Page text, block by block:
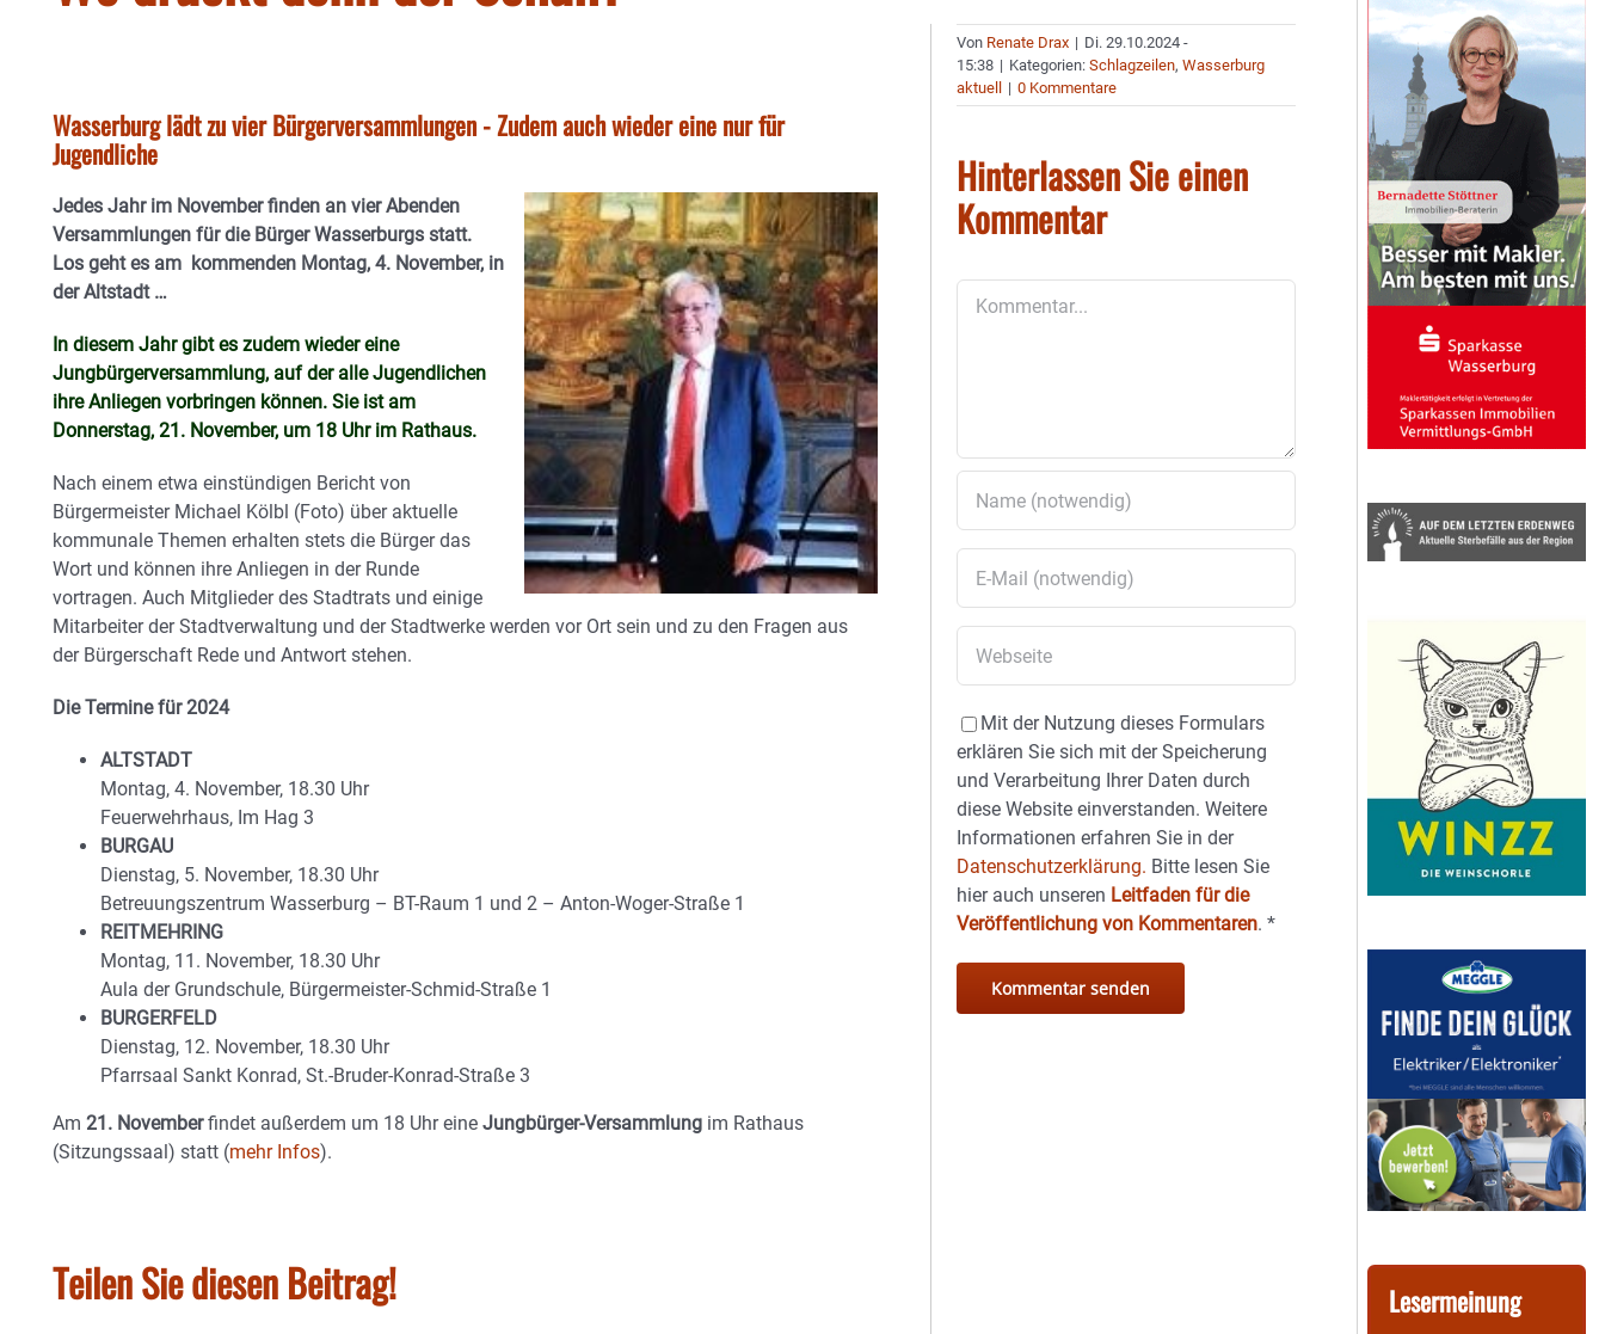
Wasserburg lädt zu vier Bürgerversammlungen - Zudem auch wieder eine nur für
Jugendliche
Jedes Jahr im November finden an vier Abenden
Versammlungen für die Bürger Wasserburgs statt.
Los geht es am kommenden Montag, 4. November, in
der Altstadt …
In diesem Jahr gibt es zudem wieder eine
Jungbürgerversammlung, auf der alle Jugendlichen
ihre Anliegen vorbringen können. Sie ist am
Donnerstag, 21. November, um 18 Uhr im Rathaus.
Nach einem etwa einstündigen Bericht von
Bürgermeister Michael Kölbl (Foto) über aktuelle
kommunale Themen erhalten stets die Bürger das
Wort und können ihre Anliegen in der Runde
vortragen. Auch Mitglieder des Stadtrats und einige
Mitarbeiter der Stadtverwaltung und der Stadtwerke werden vor Ort sein und zu den Fragen aus
der Bürgerschaft Rede und Antwort stehen.
Die Termine für 2024
ALTSTADT
Montag, 4. November, 18.30 Uhr
Feuerwehrhaus, Im Hag 3
BURGAU
Dienstag, 5. November, 18.30 Uhr
Betreuungszentrum Wasserburg – BT-Raum 1 und 2 – Anton-Woger-Straße 1
REITMEHRING
Montag, 11. November, 18.30 Uhr
Aula der Grundschule, Bürgermeister-Schmid-Straße 1
BURGERFELD
Dienstag, 12. November, 18.30 Uhr
Pfarrsaal Sankt Konrad, St.-Bruder-Konrad-Straße 3
Am 21. Novemberfindet außerdem um 18 Uhr eine Jungbürger-Versammlung im Rathaus
(Sitzungssaal) statt (mehr Infos).
Teilen Sie diesen Beitrag!
Von Renate Drax | Di. 29.10.2024 -
15:38 | Kategorien:Schlagzeilen,Wasserburg
aktuell
| 0 Kommentare
Hinterlassen Sie einen
Kommentar
Mit der Nutzung dieses Formulars
erklären Sie sich mit der Speicherung
und Verarbeitung Ihrer Daten durch
diese Website einverstanden. Weitere
Informationen erfahren Sie in der
Datenschutzerklärung. Bitte lesen Sie
hier auch unseren Leitfaden für die
Veröffentlichung von Kommentaren.*
Lesermeinung